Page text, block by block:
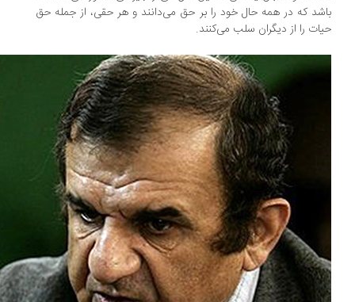
که در همه حال خود را بر حق می‌دانند و هر حقی، از جمله حق
را از دیگران سلب می‌کنند.